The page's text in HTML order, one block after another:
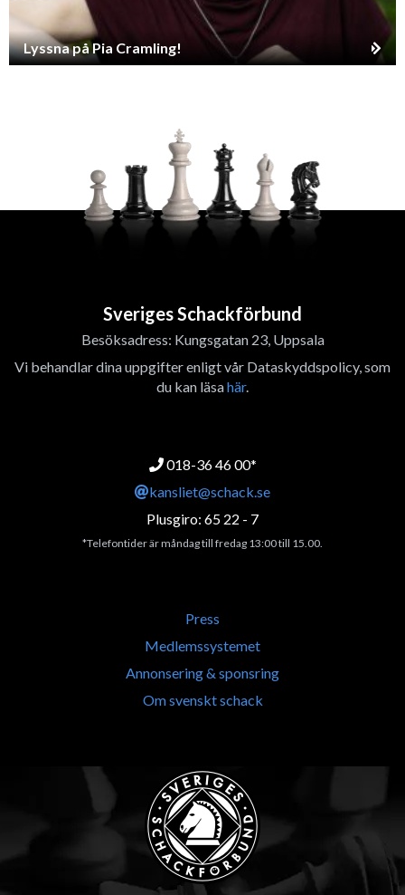
Lyssna på Pia Cramling!
Sveriges Schackförbund
Besöksadress: Kungsgatan 23, Uppsala
Vi behandlar dina uppgifter enligt vår Dataskyddspolicy, som
du kan läsahär.
018-36 46 00*
kansliet@schack.se
Plusgiro: 65 22 - 7
*Telefontider är måndag till fredag 13:00 till 15.00.
Press
Medlemssystemet
Annonsering & sponsring
Om svenskt schack